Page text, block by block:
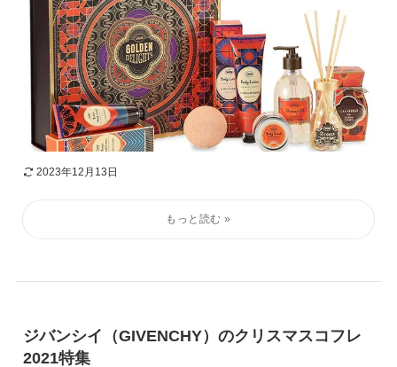
2023年12月13日
ジバンシイ（GIVENCHY）のクリスマスコフレ
2021特集